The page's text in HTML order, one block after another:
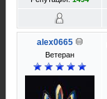
alex0665
Ветеран